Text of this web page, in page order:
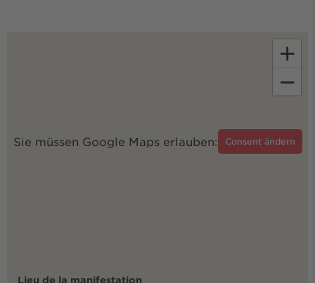
Sie müssen Google Maps erlauben: Consent ändern
+
−
Lieu de la manifestation